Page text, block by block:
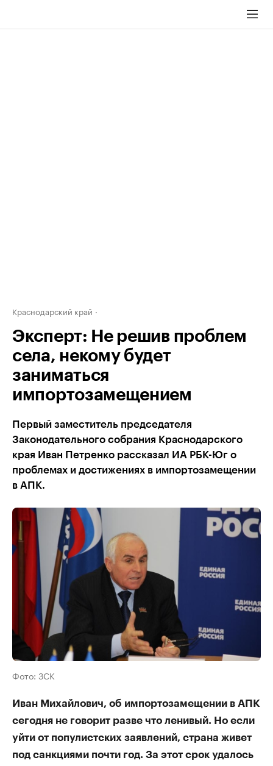
Краснодарский край
Эксперт: Не решив проблем
села, некому будет
заниматься
импортозамещением
Первый заместитель председателя
Законодательного собрания Краснодарского
края Иван Петренко рассказал ИА РБК-Юг о
проблемах и достижениях в импортозамещении
в АПК.
Фото: ЗСК
Иван Михайлович, об импортозамещении в АПК
сегодня не говорит разве что ленивый. Но если
уйти от популистских заявлений, страна живет
под санкциями почти год. За этот срок удалось